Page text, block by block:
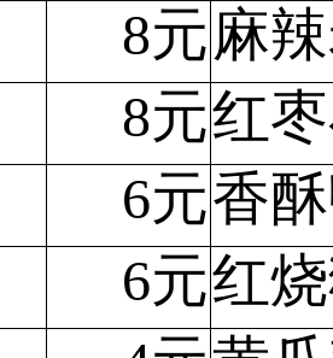
8元麻
8元红
6元香
6元红